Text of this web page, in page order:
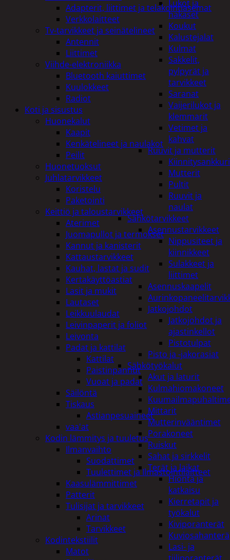
Lukot ja
hakaset
Koukut
Kalustejalat
Kulmat
Sakkelit,
pylpyrät ja
tarvikkeet
Saranat
Vaijerilukot ja
klemmarit
Vetimet ja
kahvat
Ruuvit ja mutterit
Mutterit
Pultit
Ruuvit ja
naulat
Sähkötarvikkeet
Asennustarvikkeet
Nippusiteet ja
kiinnikkeet
Sulakkeet ja
liittimet
Asennuskaapelit
Jatkojohdot
Jatkojohdot ja
ajastinkellot
Pistotulpat
Pisto ja -jakorasiat
Sähkötyökalut
Akut ja laturit
Kulmahiomakoneet
Mittarit
Mutterinvääntimet
Porakoneet
Ruiskut
Sahat ja sirkkelit
Terät ja laikat
Hionta ja
katkaisu
Kierretapit ja
työkalut
Kiviporanterät
Kuviosahanterä
Lasi- ja
Adapterit, liittimet ja telakointiasemat
Verkkolaitteet
Tv-tarvikkeet ja seinätelineet
Antennit
Liittimet
Viihde-elektroniikka
Bluetooth kaiuttimet
Kuulokkeet
Radiot
Koti ja sisustus
Huonekalut
Kaapit
Kenkätelineet ja naulakot
Peilit
Huonetuoksut
Juhlatarvikkeet
Koristelu
Paketointi
Keittiö ja taloustarvikkeet
Aterimet
Juomapullot ja termokset
Kannut ja kanisterit
Kattaustarvikkeet
Kauhat, lastat ja sudit
Kertakäyttöastiat
Lasit ja mukit
Lautaset
Leikkuulaudat
Leivinpaperit ja foliot
Leivonta
Padat ja kattilat
Kattilat
Paistinpannut
Vuoat ja padat
Säilöntä
Tiskaus
Astianpesuaineet
vaa'at
Kodin lämmitys ja tuuletus
Ilmanvaihto
Suodattimet
Tuulettimet ja Ilmastointilaitteet
Kaasulämmittimet
Patterit
Tulisijat ja tarvikkeet
Arinat
Tarvikkeet
Kodintekstiilit
Matot